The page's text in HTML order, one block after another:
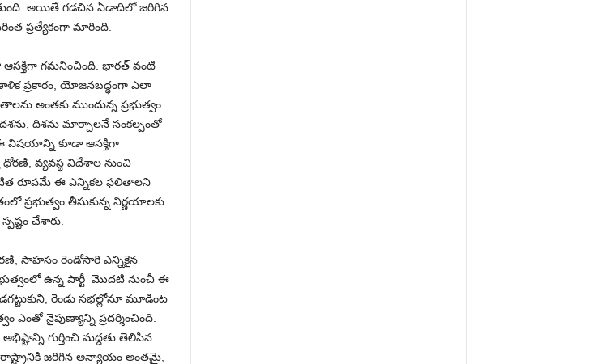
అయితే గడచిన ఏడాదిలో జరిగిన
ప్రత్యేకంగా మారింది.
గమనించింది. భారత్ వంటి
ప్రకారం, యోజనబద్ధంగా ఎలా
అంతకు ముందున్న ప్రభుత్వం
దిశను మార్చాలనే సంకల్పంతో
ఈ విషయాన్ని కూడా ఆసక్తిగా
వ్యవస్థ విదేశాల నుంచి
రూపమే ఈ ఎన్నికల ఫలితాలని
ప్రభుత్వం తీసుకున్న నిర్ణయాలకు
చేశారు.
సాహసం రెండోసారి ఎన్నికైన
ఉన్న పార్టీ మొదటి నుంచీ ఈ
రెండు సభల్లోనూ మూడింట
ఎంతో నైపుణ్యాన్ని ప్రదర్శించింది.
గుర్తించి మద్దతు తెలిపిన
జరిగిన అన్యాయం అంతమై,